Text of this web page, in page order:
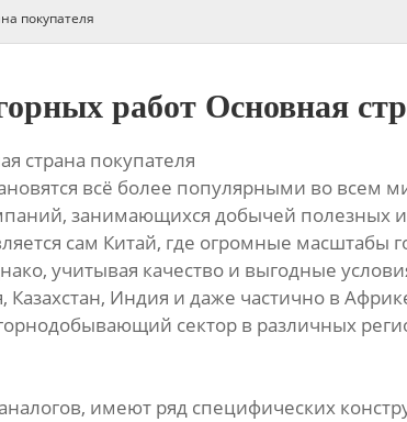
покупателя
работ Основная
страна покупателя
всё более популярными во всем
занимающихся добычей
сам Китай, где огромные
учитывая качество и выгодные
Казахстан, Индия и даже частично в
сектор в различных
имеют ряд специфических